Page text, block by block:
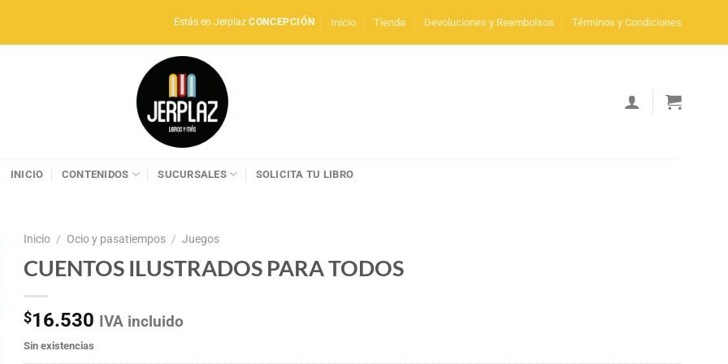
Estás en JerplazCONCEPCIÓN Inicio Tienda Devoluciones y Reembolsos Términos y Condiciones
INICIO CONTENIDOS SUCURSALES SOLICITA TU LIBRO
Inicio / Ocio y pasatiempos / Juegos
CUENTOS ILUSTRADOS PARA TODOS
$16.530 IVA incluido
Sin existencias